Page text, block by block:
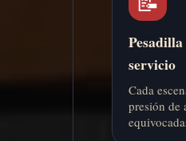
servicio
Cada
presión de